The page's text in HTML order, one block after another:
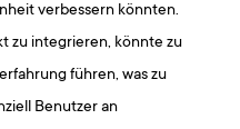
verbessern könnten.
zu integrieren, könnte zu
führen, was zu
Benutzer an